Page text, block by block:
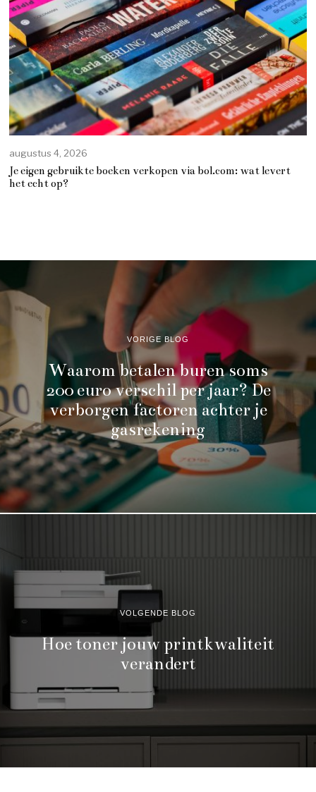
augustus 4, 2026
Je eigen gebruikte boeken verkopen via bol.com: wat levert
het echt op?
VORIGE BLOG
Waarom betalen buren soms
200 euro verschil per jaar? De
verborgen factoren achter je
gasrekening
VOLGENDE BLOG
Hoe toner jouw printkwaliteit
verandert